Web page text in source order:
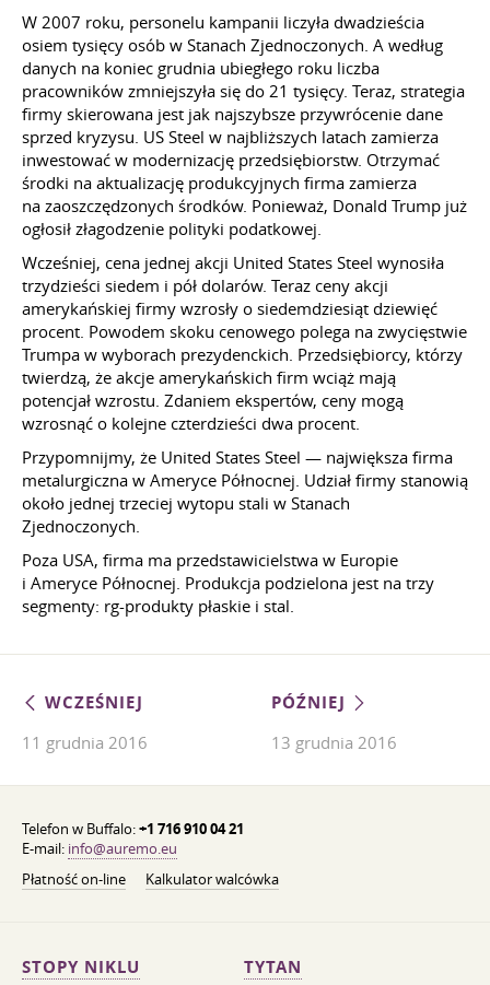
W 2007 roku, personelu kampanii liczyła dwadzieścia
osiem tysięcy osób w Stanach Zjednoczonych. A według
danych na koniec grudnia ubiegłego roku liczba
pracowników zmniejszyła się do 21 tysięcy. Teraz, strategia
firmy skierowana jest jak najszybsze przywrócenie dane
sprzed kryzysu. US Steel w najbliższych latach zamierza
inwestować w modernizację przedsiębiorstw. Otrzymać
środki na aktualizację produkcyjnych firma zamierza
na zaoszczędzonych środków. Ponieważ, Donald Trump już
ogłosił złagodzenie polityki podatkowej.
Wcześniej, cena jednej akcji United States Steel wynosiła
trzydzieści siedem i pół dolarów. Teraz ceny akcji
amerykańskiej firmy wzrosły o siedemdziesiąt dziewięć
procent. Powodem skoku cenowego polega na zwycięstwie
Trumpa w wyborach prezydenckich. Przedsiębiorcy, którzy
twierdzą, że akcje amerykańskich firm wciąż mają
potencjał wzrostu. Zdaniem ekspertów, ceny mogą
wzrosnąć o kolejne czterdzieści dwa procent.
Przypomnijmy, że United States Steel — największa firma
metalurgiczna w Ameryce Północnej. Udział firmy stanowią
około jednej trzeciej wytopu stali w Stanach
Zjednoczonych.
Poza USA, firma ma przedstawicielstwa w Europie
i Ameryce Północnej. Produkcja podzielona jest na trzy
segmenty: rg-produkty płaskie i stal.
WCZEŚNIEJ
11 grudnia 2016
PÓŹNIEJ
13 grudnia 2016
Telefon w Buffalo:+1 716 910 04 21
E-mail: info@auremo.eu
Płatność on-line
Kalkulator walcówka
STOPY NIKLU TYTAN